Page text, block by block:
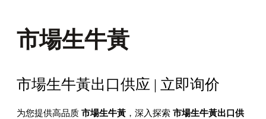
市場生牛黃
市場生牛黃出口供应 | 立即询价
为您提供高品质 市場生牛黃 ，深入探索 市場生牛黃出口供